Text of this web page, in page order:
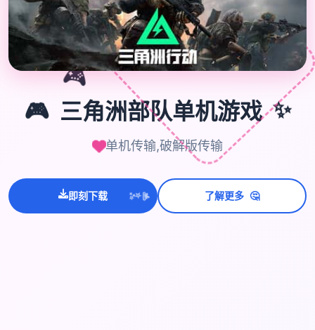
🎮
🎮 三角洲部队单机游戏 ✨
单机传输,破解版传输
即刻下载 ✨⭐💫 了解更多 🤔